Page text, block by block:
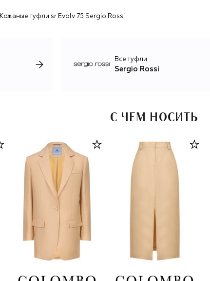
операций.
Кожаные туфли sr Evolv 75 Sergio Rossi
Все туфли
Sergio Rossi
С ЧЕМ НОСИТЬ